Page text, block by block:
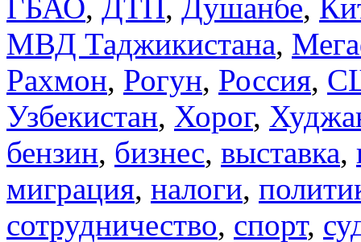
ГБАО, ДТП, Душанбе,
МВД Таджикистана,
Рахмон, Рогун, Россия,
Узбекистан, Хорог,
бензин, бизнес, выставка,
миграция, налоги,
сотрудничество, спорт,